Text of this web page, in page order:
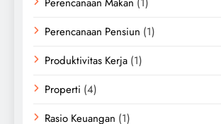
Perencanaan Pensiun (1)
Produktivitas Kerja (1)
Properti (4)
Rasio Keuangan (1)